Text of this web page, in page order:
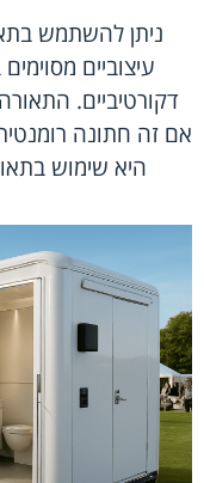
ניתן להשתמש
עיצוביים
דקורטיביים.
אם זה חתונה
היא שימוש